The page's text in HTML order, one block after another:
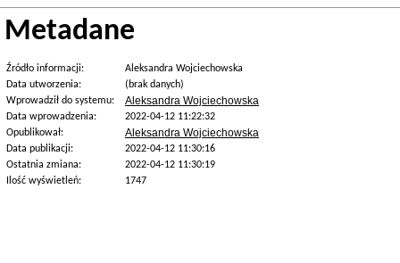
Metadane
Źródło informacji:
Aleksandra Wojciechowska
Data utworzenia:
(brak danych)
Wprowadził do systemu:
Aleksandra Wojciechowska
Data wprowadzenia:
2022-04-12 11:22:32
Opublikował:
Aleksandra Wojciechowska
Data publikacji:
2022-04-12 11:30:16
Ostatnia zmiana:
2022-04-12 11:30:19
Ilość wyświetleń:
1747